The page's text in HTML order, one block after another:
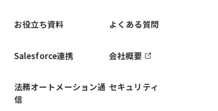
お役立ち資料 よくある質問
Salesforce連携 会社概要
法務オートメーション通
信
セキュリティ